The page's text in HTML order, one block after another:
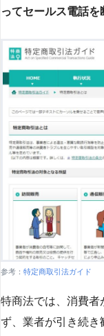
ってセールス電話を
参考： 特定商取引法ガイド
特商法では、消費者
ず、業者が引き続き